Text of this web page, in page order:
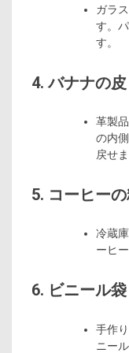
ガラ
す。
す。
4. バナナの皮
革製
の内
戻せま
5. コーヒー
冷蔵
ーヒ
6. ビニール袋
手作
ニー